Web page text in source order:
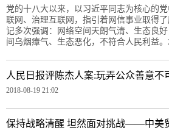
党的十八大以来，以习近平同志为核心的
联网、治理互联网，指引着网信事业取得
记多次强调：网络空间天朗气清、生态良
间乌烟瘴气、生态恶化，不符合人民利益。
人民日报评陈杰人案:玩弄公众善意不
2018-08-19 21:02
保持战略清醒 坦然面对挑战——中美